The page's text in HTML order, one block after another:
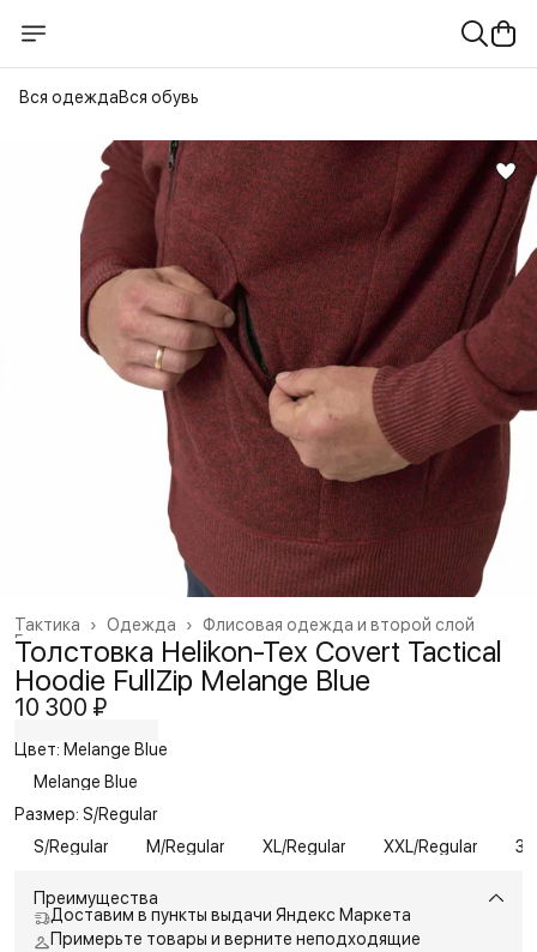
Вся одеждаВся обувь
Флисовая одежда и второй слой
Одежда ›
Тактика
›
Главная
Толстовка Helikon-Tex Covert Tactical
Hoodie FullZip Melange Blue
10 300 ₽
Цвет: Melange Blue
Melange Blue
Размер: S/Regular
S/Regular
M/Regular XL/Regular XXL/Regular
Преимущества
Доставим в пункты выдачи Яндекс Маркета
Примерьте товары и верните неподходящие